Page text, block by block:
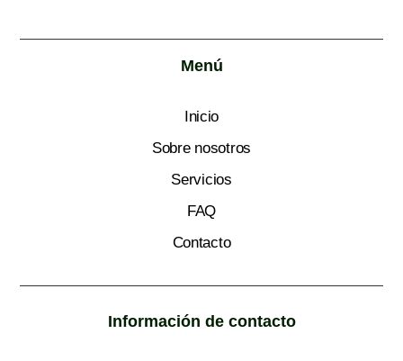
Menú
Inicio
Sobre nosotros
Servicios
FAQ
Contacto
Información de contacto